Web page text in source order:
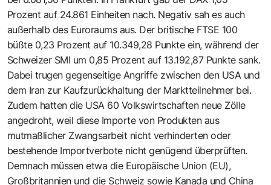
Prozent auf 24.861 Einheiten nach. Negativ sah es auch
außerhalb des Euroraums aus. Der britische FTSE 100
büßte 0,23 Prozent auf 10.349,28 Punkte ein, während der
Schweizer SMI um 0,85 Prozent auf 13.192,87 Punkte sank.
Dabei trugen gegenseitige Angriffe zwischen den USA und
dem Iran zur Kaufzurückhaltung der Marktteilnehmer bei.
Zudem hatten die USA 60 Volkswirtschaften neue Zölle
angedroht, weil diese Importe von Produkten aus
mutmaßlicher Zwangsarbeit nicht verhinderten oder
bestehende Importverbote nicht genügend überprüften.
Demnach müssen etwa die Europäische Union (EU),
Großbritannien und die Schweiz sowie Kanada und China